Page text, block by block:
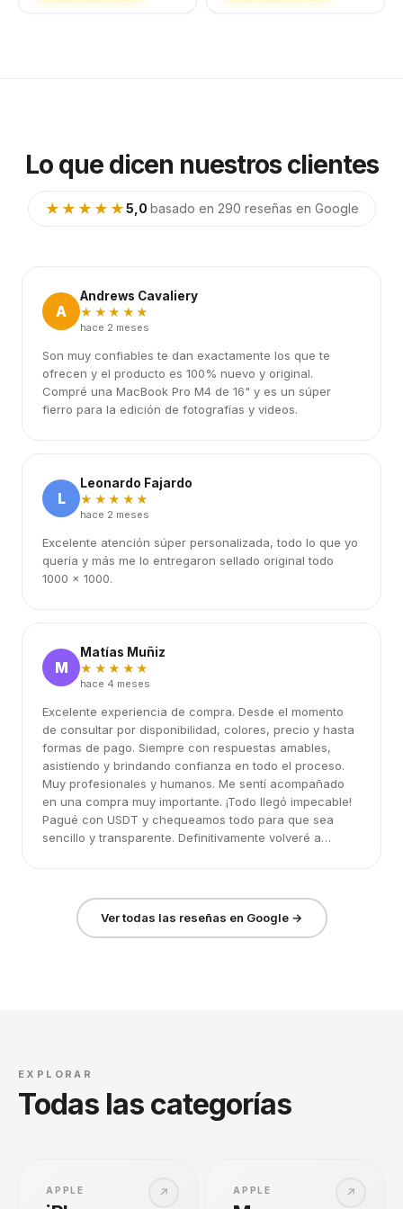
Lo que dicen nuestros clientes
★★★★★5,0·basado en 290 reseñas en Google
A
Andrews Cavaliery
★★★★★
hace 2 meses
Son muy confiables te dan exactamente los que te
ofrecen y el producto es 100% nuevo y original.
Compré una MacBook Pro M4 de 16" y es un súper
fierro para la edición de fotografías y videos.
L
Leonardo Fajardo
★★★★★
hace 2 meses
Excelente atención súper personalizada, todo lo que yo
quería y más me lo entregaron sellado original todo
1000 x 1000.
M
Matías Muñiz
★★★★★
hace 4 meses
Excelente experiencia de compra. Desde el momento
de consultar por disponibilidad, colores, precio y hasta
formas de pago. Siempre con respuestas amables,
asistiendo y brindando confianza en todo el proceso.
Muy profesionales y humanos. Me sentí acompañado
en una compra muy importante. ¡Todo llegó impecable!
Pagué con USDT y chequeamos todo para que sea
sencillo y transparente. Definitivamente volveré a
Ver todas las reseñas en Google →
EXPLORAR
Todas las categorías
↗
APPLE ↗
APPLE